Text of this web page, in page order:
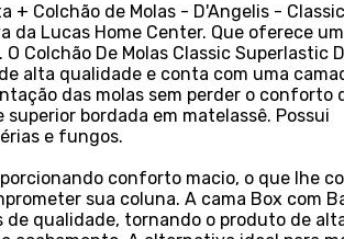
+ Colchão de Molas - D'Angelis - Classic
da Lucas Home Center. Que oferece
Colchão De Molas Classic Superlastic
alta qualidade e conta com uma
das molas sem perder o conforto
bordada em matelassê. Possui
e fungos.
conforto macio, o que lhe
sua coluna. A cama Box com
qualidade, tornando o produto de